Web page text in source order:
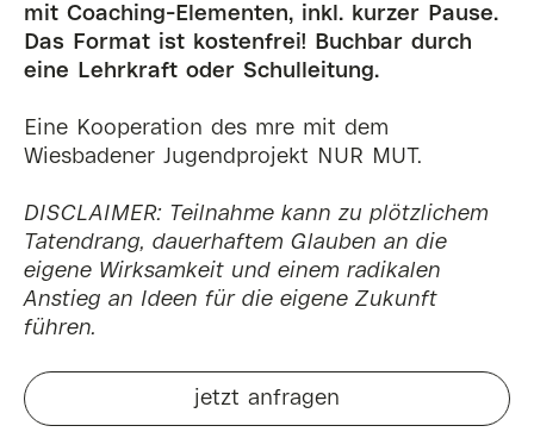
mit Coaching-Elementen, inkl. kurzer Pause.
Das Format ist kostenfrei! Buchbar durch
eine Lehrkraft oder Schulleitung.
Eine Kooperation des mre mit dem
Wiesbadener Jugendprojekt NUR MUT.
DISCLAIMER: Teilnahme kann zu plötzlichem
Tatendrang, dauerhaftem Glauben an die
eigene Wirksamkeit und einem radikalen
Anstieg an Ideen für die eigene Zukunft
führen.
jetzt anfragen